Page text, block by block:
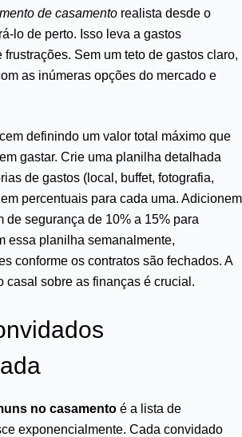
de casamento realista desde o
lo de perto. Isso leva a gastos
Sem um teto de gastos claro,
as inúmeras opções do mercado e
definindo um valor total máximo que
gastar. Crie uma planilha detalhada
de gastos (local, buffet, fotografia,
percentuais para cada uma. Adicionem
de segurança de 10% a 15% para
essa planilha semanalmente,
conforme os contratos são fechados. A
casal sobre as finanças é crucial.
no casamento é a lista de
exponencialmente. Cada convidado